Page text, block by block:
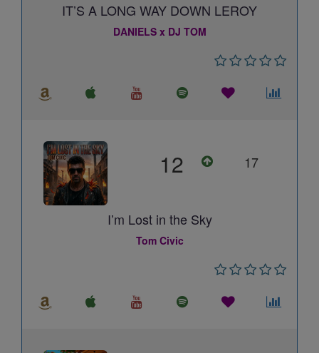
IT’S A LONG WAY DOWN LEROY
DANIELS x DJ TOM
12 17
I’m Lost in the Sky
Tom Civic